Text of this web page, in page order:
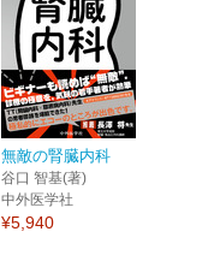
無敵の腎臓内科
谷口 智基(著)
中外医学社
¥5,940